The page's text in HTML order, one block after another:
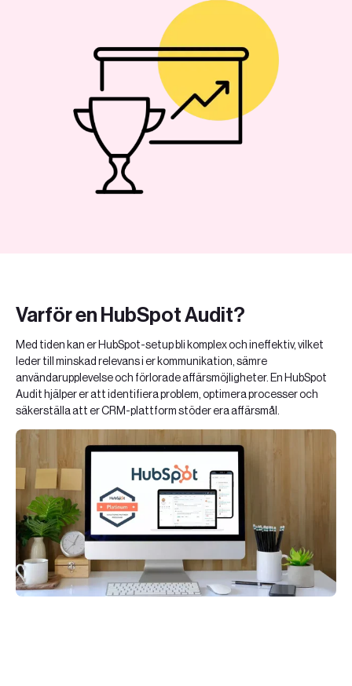
Varför en HubSpot Audit?
Med tiden kan er HubSpot-setup bli komplex och ineffektiv, vilket
leder till minskad relevans i er kommunikation, sämre
användarupplevelse och förlorade affärsmöjligheter. En HubSpot
Audit hjälper er att identifiera problem, optimera processer och
säkerställa att er CRM-plattform stöder era affärsmål.